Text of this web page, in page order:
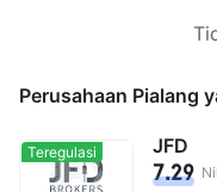
Perusahaan Pialang
Teregulasi JFD
7.29